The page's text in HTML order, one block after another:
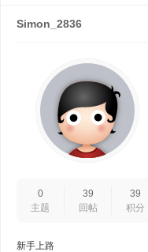
Simon_2836
0
主题
39
回帖
39
积分
新手上路